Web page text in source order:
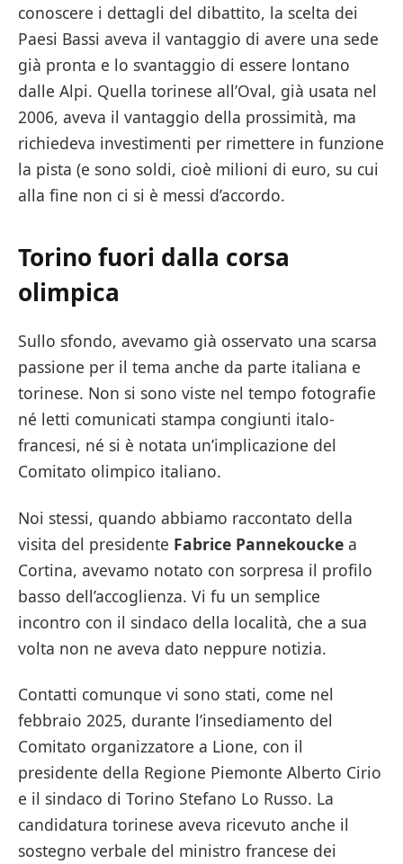
conoscere i dettagli del dibattito, la scelta dei
Paesi Bassi aveva il vantaggio di avere una sede
già pronta e lo svantaggio di essere lontano
dalle Alpi. Quella torinese all’Oval, già usata nel
2006, aveva il vantaggio della prossimità, ma
richiedeva investimenti per rimettere in funzione
la pista (e sono soldi, cioè milioni di euro, su cui
alla fine non ci si è messi d’accordo.
Torino fuori dalla corsa
olimpica
Sullo sfondo, avevamo già osservato una scarsa
passione per il tema anche da parte italiana e
torinese. Non si sono viste nel tempo fotografie
né letti comunicati stampa congiunti italo-
francesi, né si è notata un’implicazione del
Comitato olimpico italiano.
Noi stessi, quando abbiamo raccontato della
visita del presidente Fabrice Pannekoucke a
Cortina, avevamo notato con sorpresa il profilo
basso dell’accoglienza. Vi fu un semplice
incontro con il sindaco della località, che a sua
volta non ne aveva dato neppure notizia.
Contatti comunque vi sono stati, come nel
febbraio 2025, durante l’insediamento del
Comitato organizzatore a Lione, con il
presidente della Regione Piemonte Alberto Cirio
e il sindaco di Torino Stefano Lo Russo. La
candidatura torinese aveva ricevuto anche il
sostegno verbale del ministro francese dei